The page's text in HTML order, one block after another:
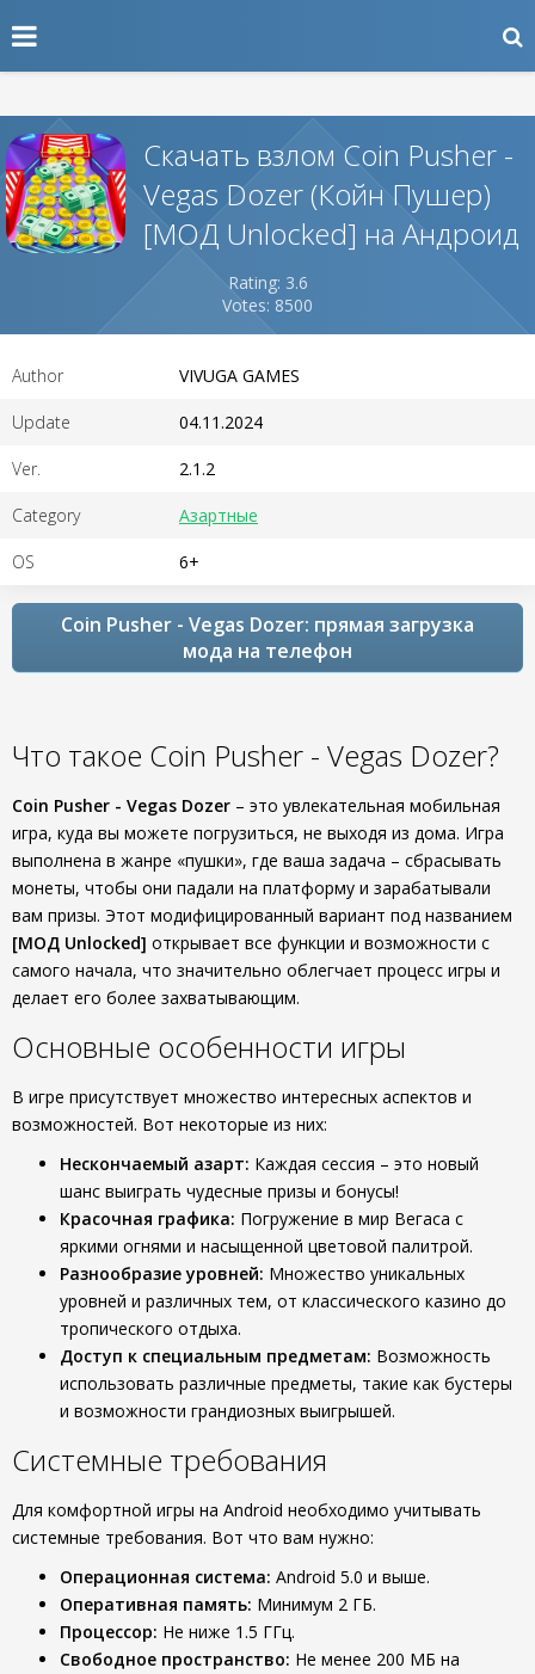
Скачать взлом Coin Pusher -
Vegas Dozer (Койн Пушер)
[МОД Unlocked] на Андроид
Rating: 3.6
Votes: 8500
Author VIVUGA GAMES
Update 04.11.2024
Ver. 2.1.2
Category Азартные
OS 6+
Coin Pusher - Vegas Dozer: прямая загрузка
мода на телефон
Что такое Coin Pusher - Vegas Dozer?
Coin Pusher - Vegas Dozer – это увлекательная мобильная
игра, куда вы можете погрузиться, не выходя из дома. Игра
выполнена в жанре «пушки», где ваша задача – сбрасывать
монеты, чтобы они падали на платформу и зарабатывали
вам призы. Этот модифицированный вариант под названием
[МОД Unlocked] открывает все функции и возможности с
самого начала, что значительно облегчает процесс игры и
делает его более захватывающим.
Основные особенности игры
В игре присутствует множество интересных аспектов и
возможностей. Вот некоторые из них:
Нескончаемый азарт: Каждая сессия – это новый
шанс выиграть чудесные призы и бонусы!
Красочная графика: Погружение в мир Вегаса с
яркими огнями и насыщенной цветовой палитрой.
Разнообразие уровней: Множество уникальных
уровней и различных тем, от классического казино до
тропического отдыха.
Доступ к специальным предметам: Возможность
использовать различные предметы, такие как бустеры
и возможности грандиозных выигрышей.
Системные требования
Для комфортной игры на Android необходимо учитывать
системные требования. Вот что вам нужно:
Операционная система: Android 5.0 и выше.
Оперативная память: Минимум 2 ГБ.
Процессор: Не ниже 1.5 ГГц.
Свободное пространство: Не менее 200 МБ на